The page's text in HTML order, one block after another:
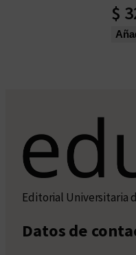
$
Editorial Universitaria
Datos de